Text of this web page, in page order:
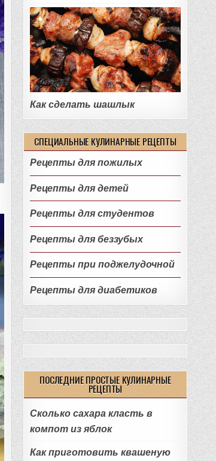
Как сделать шашлык
СПЕЦИАЛЬНЫЕ КУЛИНАРНЫЕ РЕЦЕПТЫ
Рецепты для пожилых
Рецепты для детей
Рецепты для студентов
Рецепты для беззубых
Рецепты при поджелудочной
Рецепты для диабетиков
ПОСЛЕДНИЕ ПРОСТЫЕ КУЛИНАРНЫЕ
РЕЦЕПТЫ
Сколько сахара класть в
компот из яблок
Как приготовить квашеную